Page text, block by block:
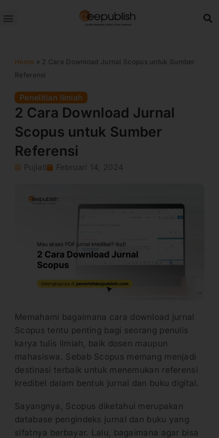
ke
Home » 2 Cara Download Jurnal Scopus untuk Sumber
Referensi
Penelitian Ilmiah
2 Cara Download Jurnal
Scopus untuk Sumber
Referensi
Pujiati Februari 14, 2024
Memahami bagaimana cara download jurnal
Scopus tentu penting bagi seorang penulis
karya tulis ilmiah, baik dosen maupun
mahasiswa. Sebab Scopus memang menjadi
destinasi terbaik untuk menemukan referensi
kredibel dalam bentuk jurnal dan buku digital.
Sayangnya, Scopus diketahui merupakan
database pengindeks jurnal dan buku yang
sifatnya berbayar. Lalu, bagaimana agar bisa